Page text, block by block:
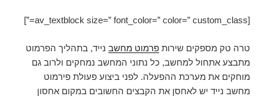
[av_textblock size=” font_color=” color=” custom_class=”]
טרה טק מספקים שירות פרמוט מחשב נייד, בתהליך הפרמוט
מתבצע אתחול למחשב, כל נתוני המחשב נמחקים ולרוב גם
מוחקים את מערכת ההפעלה. לפני ביצוע פעולת פירמוט
מחשב נייד יש לאחסן את הקבצים החשובים במקום אחסון